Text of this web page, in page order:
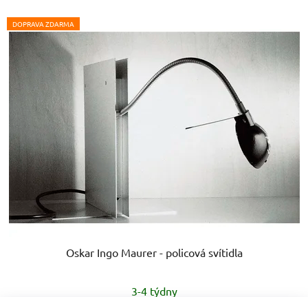
DOPRAVA ZDARMA
Oskar Ingo Maurer - policová svítidla
3-4 týdny